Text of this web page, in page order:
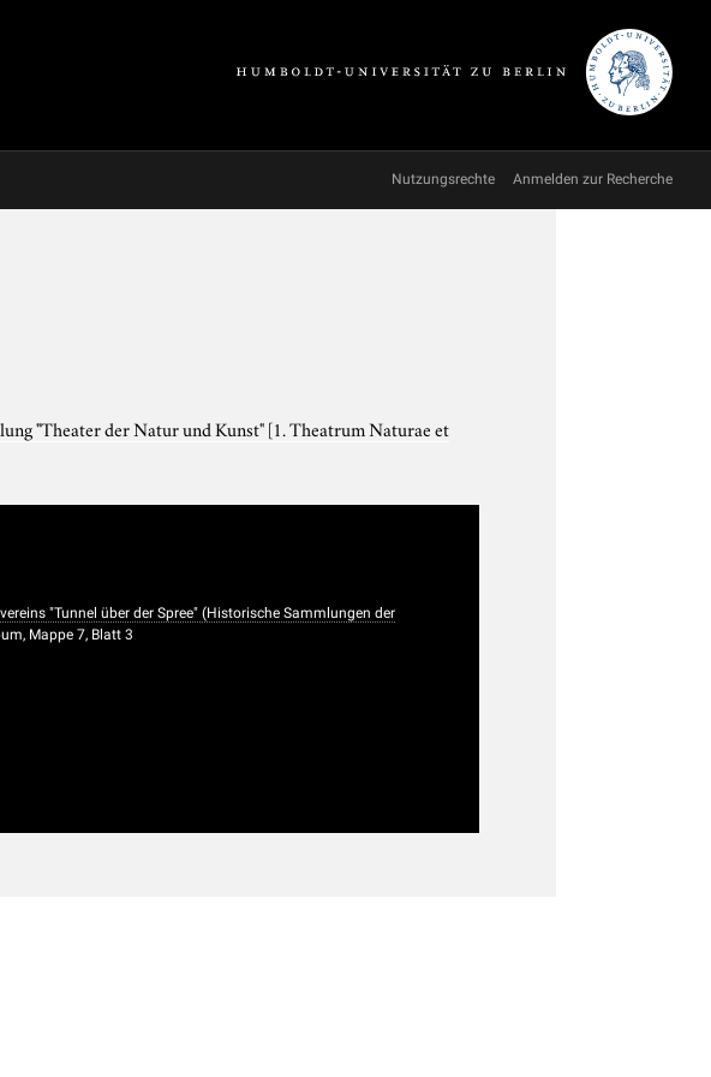
Nutzungsrechte Anmelden zur Recherche
"Theater der Natur und Kunst"[1. Theatrum Naturae et
"Tunnel über der Spree" (Historische Sammlungen der
Mappe 7, Blatt 3